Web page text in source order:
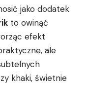
jako ⁤dodatek
to owinąć⁤
efekt
ale
khaki,⁣ świetnie